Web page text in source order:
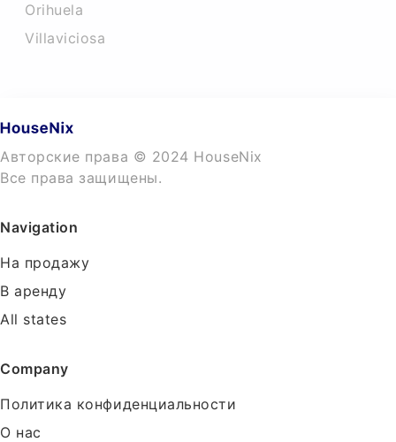
Orihuela
Villaviciosa
Авторские права © 2024 HouseNix
Все права защищены.
Navigation
На продажу
В аренду
All states
Company
Политика конфиденциальности
О нас